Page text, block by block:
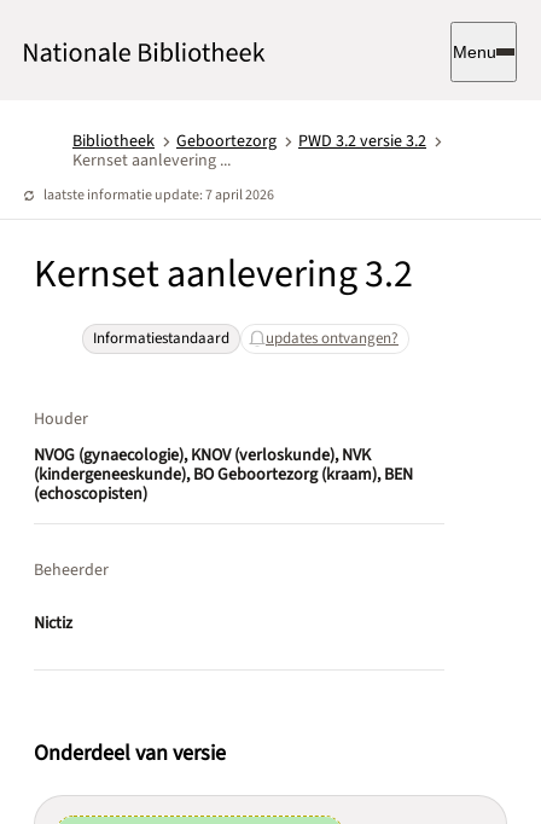
Menu
Bibliotheek Geboortezorg
PWD 3.2 versie 3.2
Kernset aanlevering ...
laatste informatie update: 7 april 2026
Kernset aanlevering 3.2
Informatiestandaard updates ontvangen?
Houder
NVOG (gynaecologie), KNOV (verloskunde), NVK
(kindergeneeskunde), BO Geboortezorg (kraam), BEN
(echoscopisten)
Beheerder
Nictiz
Onderdeel van versie